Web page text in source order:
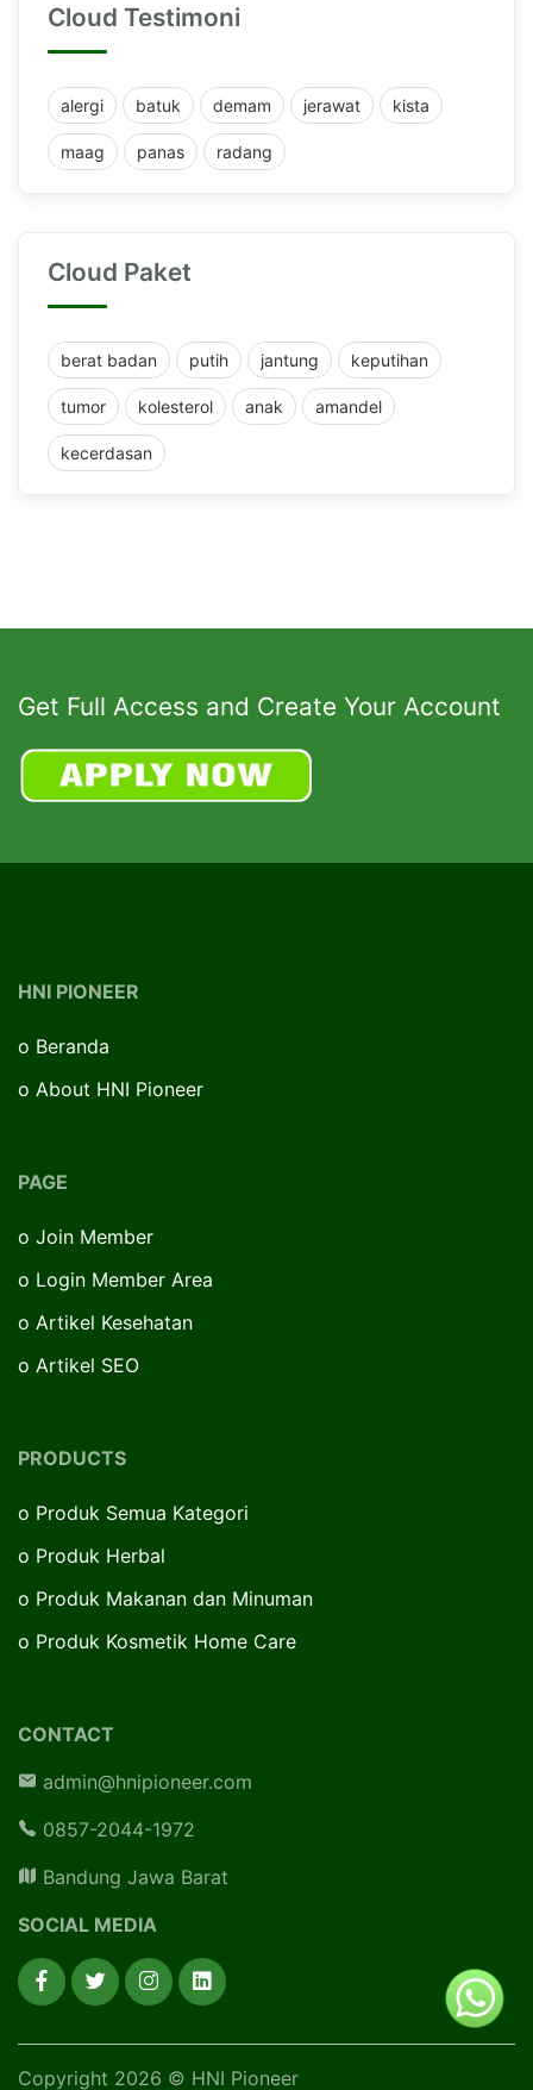
Cloud Testimoni
alergi batuk demam jerawat kista
maag panas radang
Cloud Paket
berat badan putih jantung keputihan
tumor kolesterol anak amandel
kecerdasan
Get Full Access and Create Your Account
HNI PIONEER
o Beranda
o About HNI Pioneer
PAGE
o Join Member
o Login Member Area
o Artikel Kesehatan
o Artikel SEO
PRODUCTS
o Produk Semua Kategori
o Produk Herbal
o Produk Makanan dan Minuman
o Produk Kosmetik Home Care
CONTACT
admin@hnipioneer.com
0857-2044-1972
Bandung Jawa Barat
SOCIAL MEDIA
Copyright 2026 © HNI Pioneer